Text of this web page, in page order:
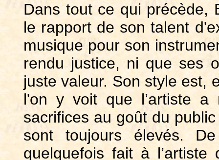
Dans tout ce qui précède,
le rapport de son talent
musique pour son
rendu justice, ni que ses
juste valeur. Son style est,
l'on y voit que l’artiste
sacrifices au goût du
sont toujours élevés.
quelquefois fait à